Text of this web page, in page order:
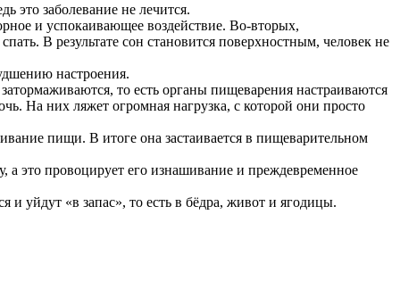
заболевание не лечится.
и успокаивающее воздействие. Во-вторых,
В результате сон становится поверхностным, человек не
настроения.
то есть органы пищеварения настраиваются
На них ляжет огромная нагрузка, с которой они просто
пищи. В итоге она застаивается в пищеварительном
а это провоцирует его изнашивание и преждевременное
уйдут «в запас», то есть в бёдра, живот и ягодицы.